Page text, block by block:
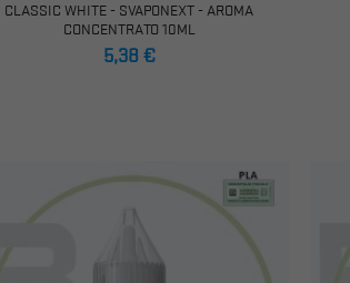
CLASSIC WHITE - SVAPONEXT - AROMA
CONCENTRATO 10ML
Prezzo
5,38 €